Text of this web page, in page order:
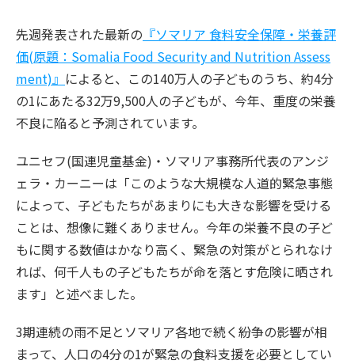
先週発表された最新の 『ソマリア 食料安全保障・栄養評
価(原題：Somalia Food Security and Nutrition Assess
ment)』 によると、この140万人の子どものうち、約4分
の1にあたる32万9,500人の子どもが、今年、重度の栄養
不良に陥ると予測されています。
ユニセフ(国連児童基金)・ソマリア事務所代表のアンジ
ェラ・カーニーは「このような大規模な人道的緊急事態
によって、子どもたちがあまりにも大きな影響を受ける
ことは、想像に難くありません。今年の栄養不良の子ど
もに関する数値はかなり高く、緊急の対策がとられなけ
れば、何千人もの子どもたちが命を落とす危険に晒され
ます」と述べました。
3期連続の雨不足とソマリア各地で続く紛争の影響が相
まって、人口の4分の1が緊急の食料支援を必要としてい